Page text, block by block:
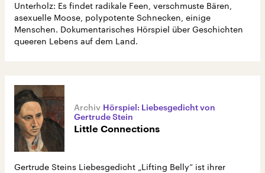
Unterholz: Es findet radikale Feen, verschmuste Bären,
asexuelle Moose, polypotente Schnecken, einige
Menschen. Dokumentarisches Hörspiel über Geschichten
queeren Lebens auf dem Land.
Hörspiel: Liebesgedicht von
Gertrude Stein
Little Connections
Gertrude Steins Liebesgedicht „Lifting Belly“ ist ihrer